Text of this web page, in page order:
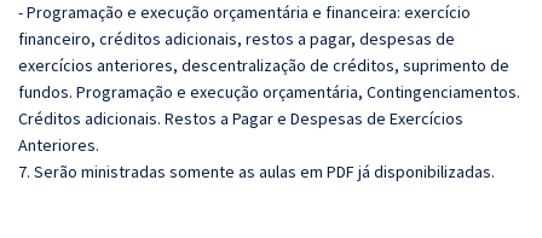
- Programação e execução orçamentária e financeira: exercício
financeiro, créditos adicionais, restos a pagar, despesas de
exercícios anteriores, descentralização de créditos, suprimento de
fundos. Programação e execução orçamentária, Contingenciamentos.
Créditos adicionais. Restos a Pagar e Despesas de Exercícios
Anteriores.
7. Serão ministradas somente as aulas em PDF já disponibilizadas.